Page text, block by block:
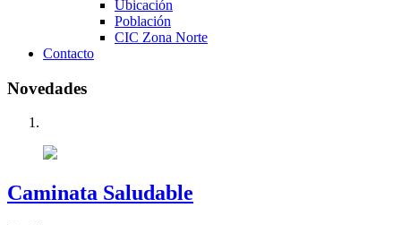
Ubicación
Población
CIC Zona Norte
Contacto
Novedades
Caminata Saludable